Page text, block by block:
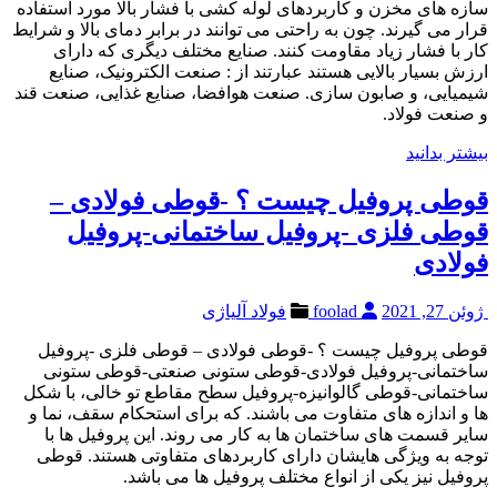
سازه های مخزن و کاربردهای لوله کشی با فشار بالا مورد استفاده
قرار می گیرند. چون به راحتی می توانند در برابر دمای بالا و شرایط
کار با فشار زیاد مقاومت کنند. صنایع مختلف دیگری که دارای
ارزش بسیار بالایی هستند عبارتند از : صنعت الکترونیک، صنایع
شیمیایی، و صابون سازی. صنعت هوافضا، صنایع غذایی، صنعت قند
و صنعت فولاد.
بیشتر بدانید
قوطی پروفیل چیست ؟ -قوطی فولادی –
قوطی فلزی -پروفیل ساختمانی-پروفیل
فولادی
ژوئن 27, 2021 فولاد آلیاژی
قوطی پروفیل چیست ؟ -قوطی فولادی – قوطی فلزی -پروفیل
ساختمانی-پروفیل فولادی-قوطی ستونی صنعتی-قوطی ستونی
ساختمانی-قوطی گالوانیزه-پروفیل سطح مقاطع تو خالی، با شکل
ها و اندازه های متفاوت می باشند. که برای استحکام سقف، نما و
سایر قسمت های ساختمان ها به کار می روند. این پروفیل ها با
توجه به ویژگی هایشان دارای کاربردهای متفاوتی هستند. قوطی
پروفیل نیز یکی از انواع مختلف پروفیل ها می باشد.